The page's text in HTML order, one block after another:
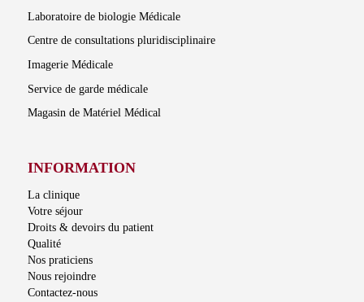
Laboratoire de biologie Médicale
Centre de consultations pluridisciplinaire
Imagerie Médicale
Service de garde médicale
Magasin de Matériel Médical
INFORMATION
La clinique
Votre séjour
Droits & devoirs du patient
Qualité
Nos praticiens
Nous rejoindre
Contactez-nous